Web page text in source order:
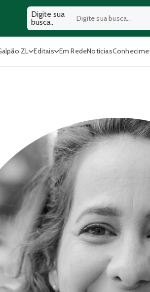
Digite sua
busca..
ZL Editais Em RedeNotícias